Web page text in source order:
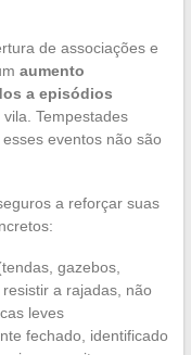
de associações e
aumento
a episódios
Tempestades
eventos não são
a reforçar suas
gazebos,
a rajadas, não
leves
fechado, identificado